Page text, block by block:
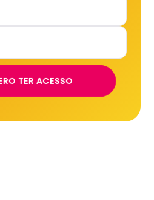
TER ACESSO